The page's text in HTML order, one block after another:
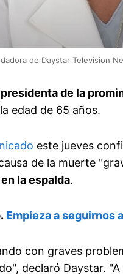
de Daystar Television
de la
edad de 65 años.
este jueves
de la muerte
la espalda.
Empieza a seguirnos
con graves
declaró Daystar.